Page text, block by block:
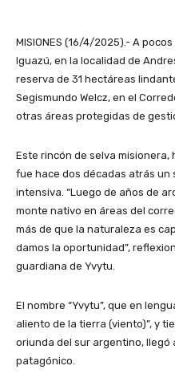
MISIONES (16/4/2025).- A
Iguazú, en la localidad de
reserva de 31 hectáreas
Segismundo Welcz, en el
otras áreas protegidas de
Este rincón de selva
fue hace dos décadas atrás un
intensiva. “Luego de años de
monte nativo en áreas del
más de que la naturaleza es
damos la oportunidad”,
guardiana de Yvytu.
El nombre “Yvytu”, que en
aliento de la tierra (viento)”, y
oriunda del sur argentino, llegó
patagónico.